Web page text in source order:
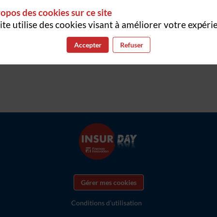
Gérer mes cookies
Conditions d'utilisation
des cookies sur ce site
utilise des cookies visant à améliorer votre
Accepter Refuser